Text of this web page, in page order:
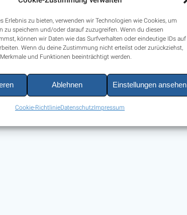
Erlebnis zu bieten, verwenden wir Technologien wie Cookies, um
zu speichern und/oder darauf zuzugreifen. Wenn du diesen
können wir Daten wie das Surfverhalten oder eindeutige IDs auf
Wenn du deine Zustimmung nicht erteilst oder zurückziehst,
und Funktionen beeinträchtigt werden.
Ablehnen Einstellungen ansehen
Cookie-RichtlinieDatenschutzImpressum
Edit or delete it, then start blogging!